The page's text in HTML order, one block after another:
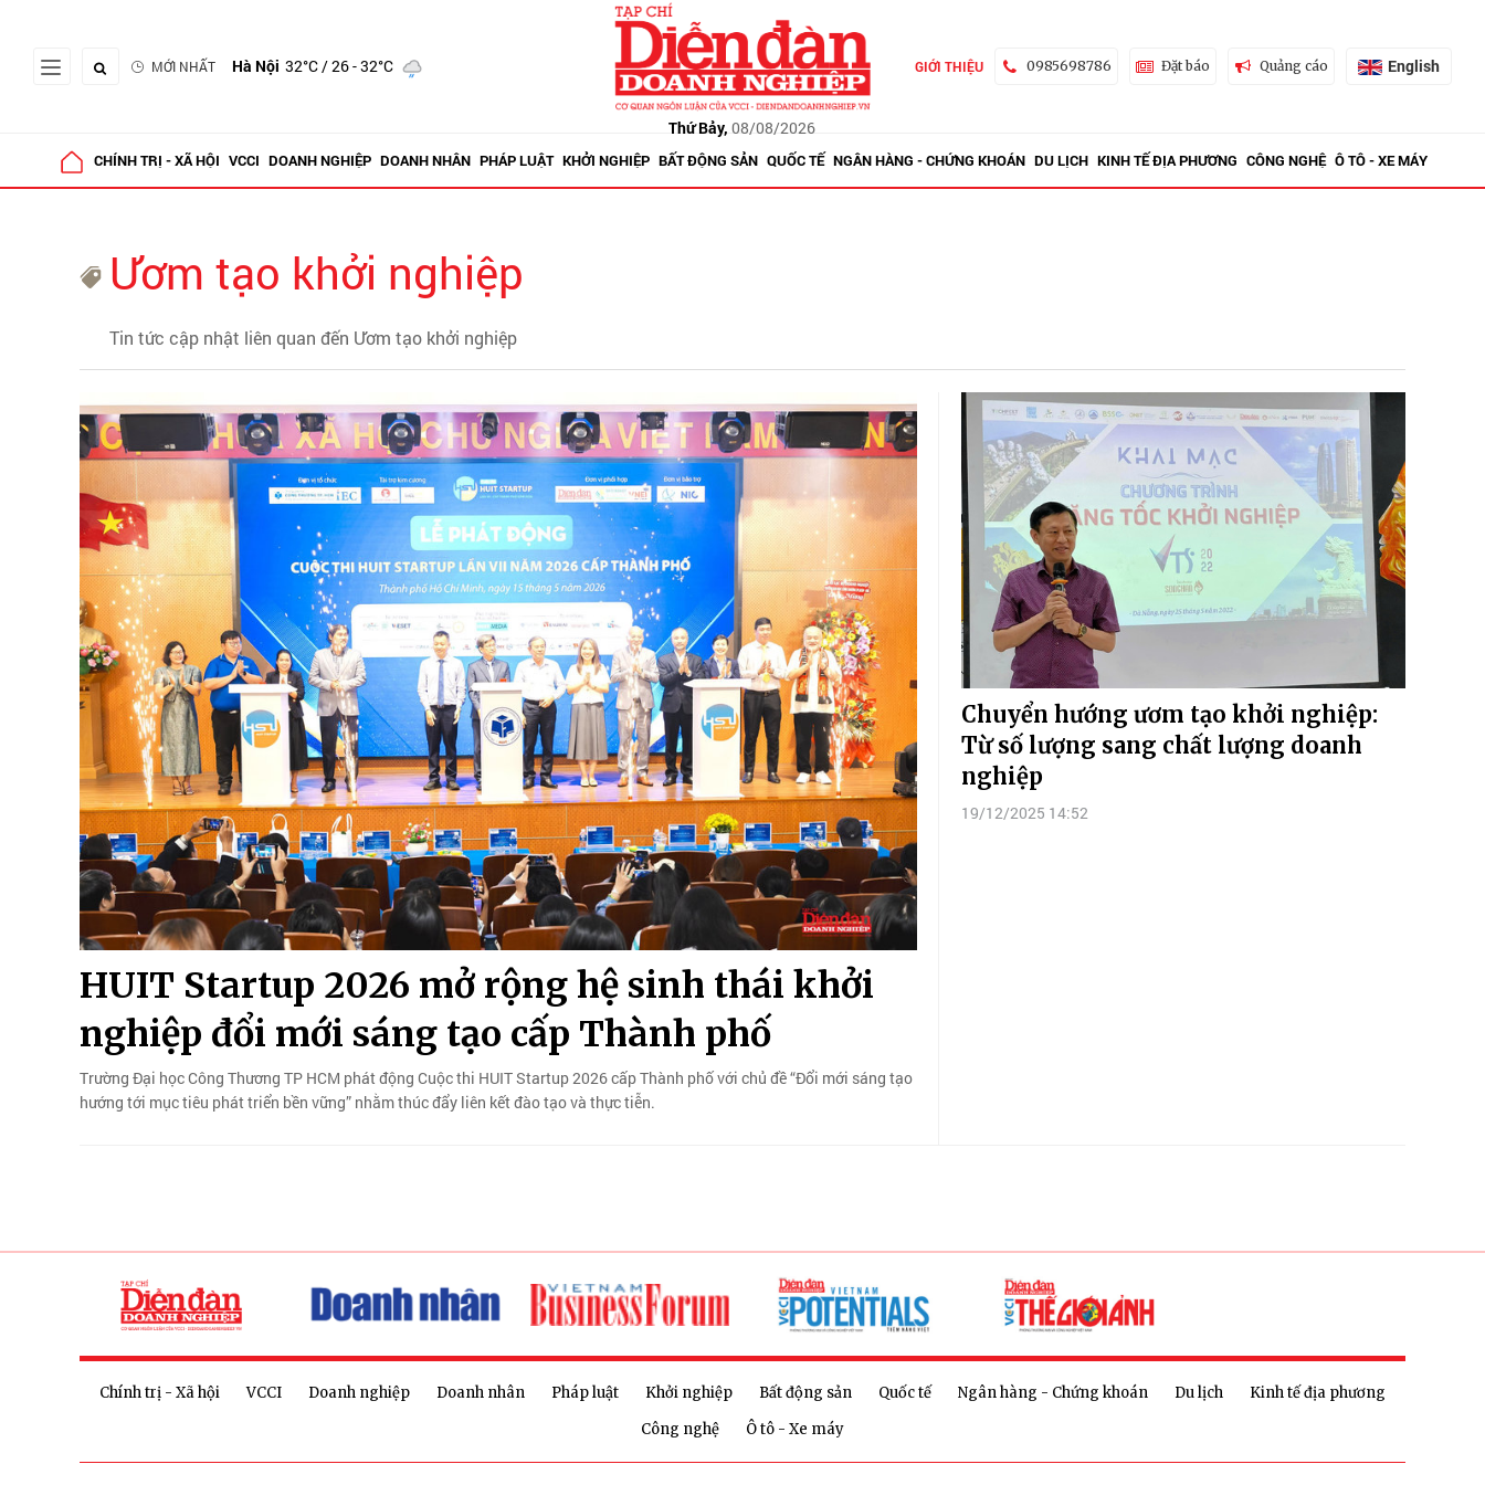
MỚI NHẤT Hà Nội 32°C/ 26 - 32°C
Thứ Bảy, 08/08/2026
GIỚI THIỆU 0985698786 Đặt báo Quảng cáo English
CHÍNH TRỊ - XÃ HỘI VCCI DOANH NGHIỆP DOANH NHÂN PHÁP LUẬT KHỞI NGHIỆP BẤT ĐỘNG SẢN QUỐC TẾ NGÂN HÀNG - CHỨNG KHOÁN DU LỊCH KINH TẾ ĐỊA PHƯƠNG CÔNG NGHỆ Ô TÔ - XE MÁY
Ươm tạo khởi nghiệp
Tin tức cập nhật liên quan đến Ươm tạo khởi nghiệp
HUIT Startup 2026 mở rộng hệ sinh thái khởi
nghiệp đổi mới sáng tạo cấp Thành phố
Trường Đại học Công Thương TP HCM phát động Cuộc thi HUIT Startup 2026 cấp Thành phố với chủ đề “Đổi mới sáng tạo
hướng tới mục tiêu phát triển bền vững” nhằm thúc đẩy liên kết đào tạo và thực tiễn.
Chuyển hướng ươm tạo khởi nghiệp:
Từ số lượng sang chất lượng doanh
nghiệp
19/12/2025 14:52
Chính trị - Xã hội VCCI Doanh nghiệp Doanh nhân Pháp luật Khởi nghiệp Bất động sản Quốc tế Ngân hàng - Chứng khoán Du lịch
Kinh tế địa phương
Công nghệ
Ô tô - Xe máy